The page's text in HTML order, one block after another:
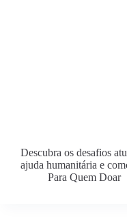
Descubra os desafios
ajuda humanitária e
Para Quem Doar